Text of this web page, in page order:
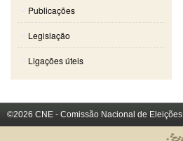
Publicações
Legislação
Ligações úteis
©2026 CNE - Comissão Nacional de Eleições